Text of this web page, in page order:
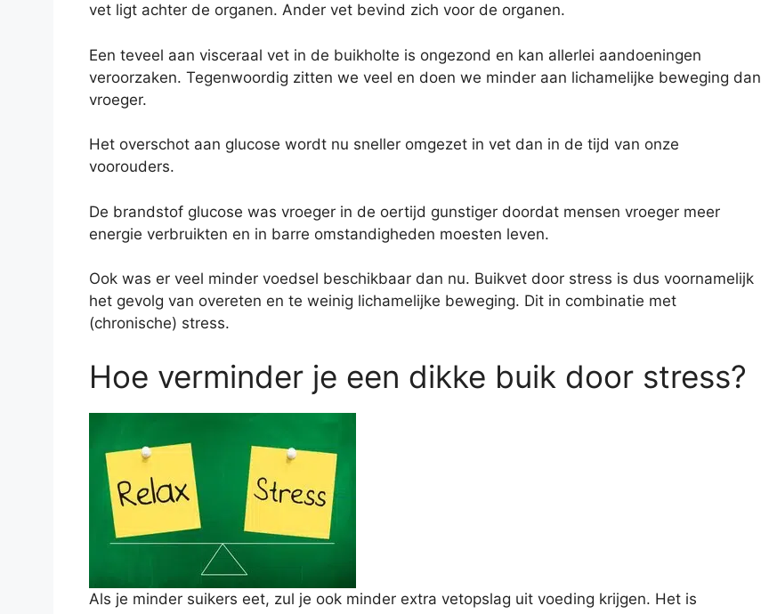
vet ligt achter de organen. Ander vet bevind zich voor de organen.
Een teveel aan visceraal vet in de buikholte is ongezond en kan allerlei aandoeningen
veroorzaken. Tegenwoordig zitten we veel en doen we minder aan lichamelijke beweging dan
vroeger.
Het overschot aan glucose wordt nu sneller omgezet in vet dan in de tijd van onze
voorouders.
De brandstof glucose was vroeger in de oertijd gunstiger doordat mensen vroeger meer
energie verbruikten en in barre omstandigheden moesten leven.
Ook was er veel minder voedsel beschikbaar dan nu. Buikvet door stress is dus voornamelijk
het gevolg van overeten en te weinig lichamelijke beweging. Dit in combinatie met
(chronische) stress.
Hoe verminder je een dikke buik door stress?
Als je minder suikers eet, zul je ook minder extra vetopslag uit voeding krijgen. Het is